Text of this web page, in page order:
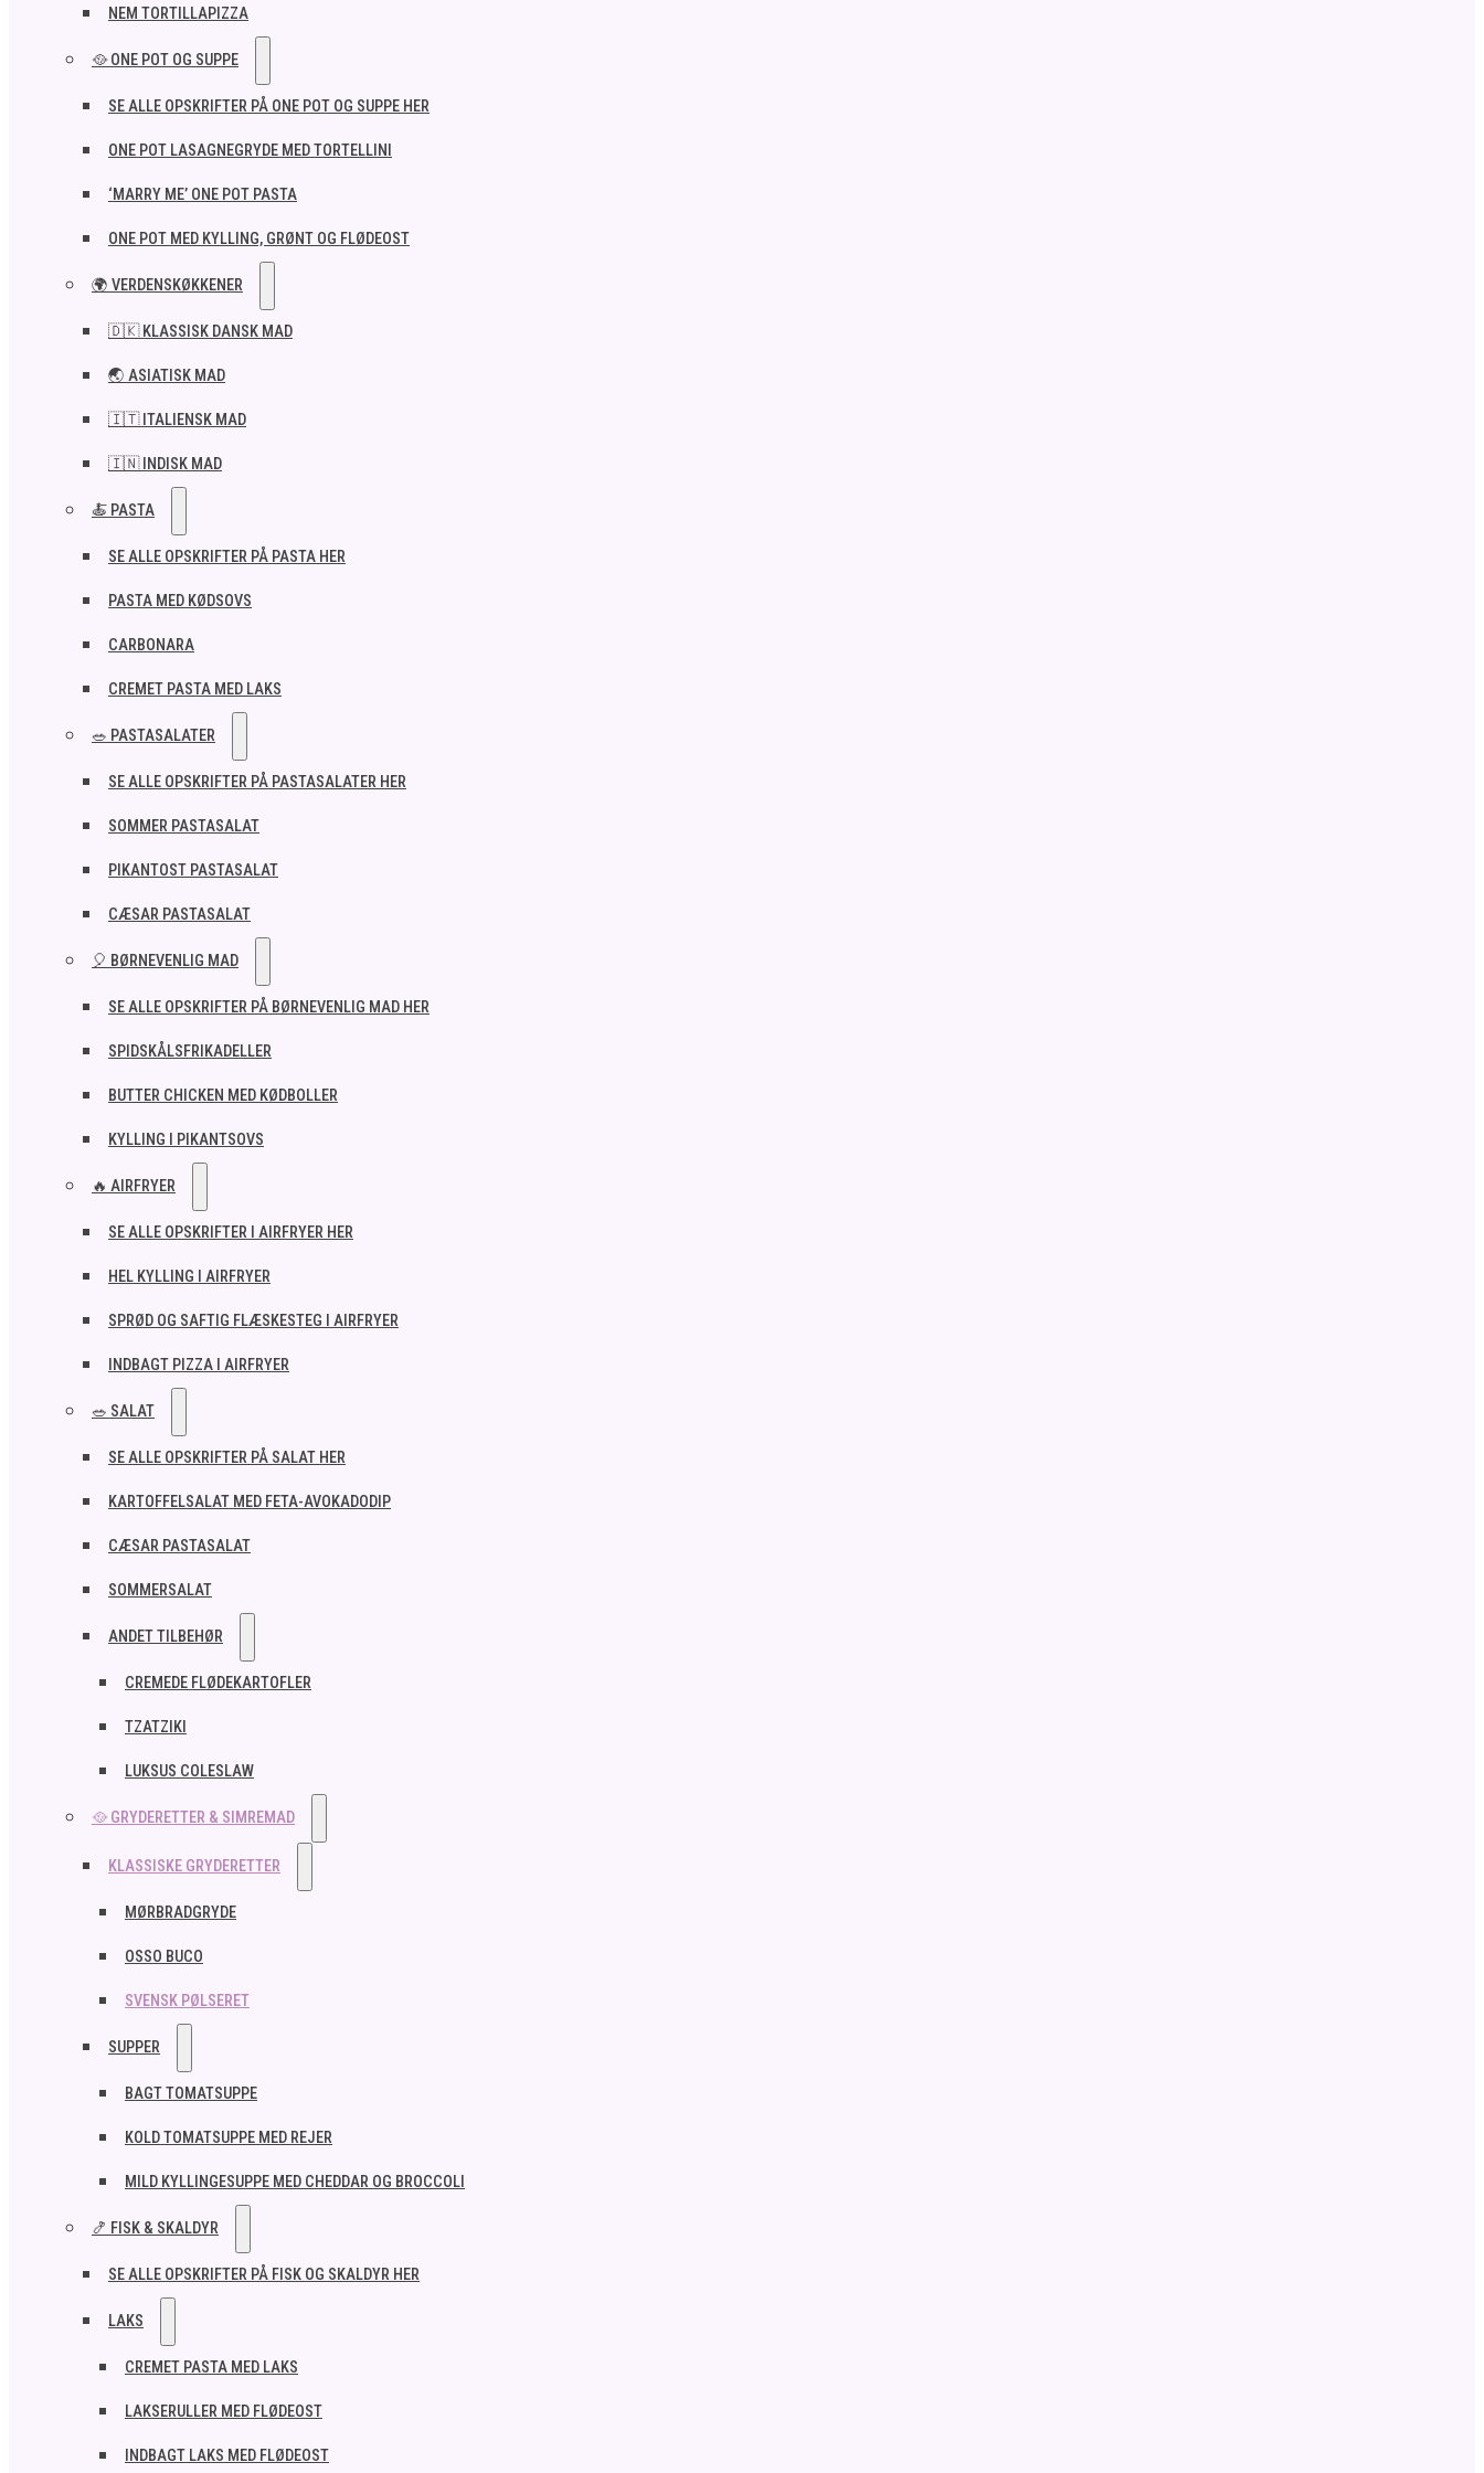
NEM TORTILLAPIZZA
🥘 ONE POT OG SUPPE
SE ALLE OPSKRIFTER PÅ ONE POT OG SUPPE HER
ONE POT LASAGNEGRYDE MED TORTELLINI
‘MARRY ME’ ONE POT PASTA
ONE POT MED KYLLING, GRØNT OG FLØDEOST
🌍 VERDENSKØKKENER
🇩🇰 KLASSISK DANSK MAD
🌏 ASIATISK MAD
🇮🇹 ITALIENSK MAD​
🇮🇳 INDISK MAD​
🍝 PASTA
SE ALLE OPSKRIFTER PÅ PASTA HER
PASTA MED KØDSOVS
CARBONARA
CREMET PASTA MED LAKS
🥗 PASTASALATER
SE ALLE OPSKRIFTER PÅ PASTASALATER HER
SOMMER PASTASALAT
PIKANTOST PASTASALAT
CÆSAR PASTASALAT
🎈 BØRNEVENLIG MAD
SE ALLE OPSKRIFTER PÅ BØRNEVENLIG MAD HER
SPIDSKÅLSFRIKADELLER
BUTTER CHICKEN MED KØDBOLLER
KYLLING I PIKANTSOVS
🔥 AIRFRYER
SE ALLE OPSKRIFTER I AIRFRYER HER
HEL KYLLING I AIRFRYER
SPRØD OG SAFTIG FLÆSKESTEG I AIRFRYER
INDBAGT PIZZA I AIRFRYER
🥗 SALAT
SE ALLE OPSKRIFTER PÅ SALAT HER
KARTOFFELSALAT MED FETA-AVOKADODIP
CÆSAR PASTASALAT
SOMMERSALAT
ANDET TILBEHØR
CREMEDE FLØDEKARTOFLER
TZATZIKI
LUKSUS COLESLAW
🥘 GRYDERETTER & SIMREMAD
KLASSISKE GRYDERETTER
MØRBRADGRYDE
OSSO BUCO
SVENSK PØLSERET
SUPPER
BAGT TOMATSUPPE
KOLD TOMATSUPPE MED REJER
MILD KYLLINGESUPPE MED CHEDDAR OG BROCCOLI
🍤 FISK & SKALDYR
SE ALLE OPSKRIFTER PÅ FISK OG SKALDYR HER
LAKS
CREMET PASTA MED LAKS
LAKSERULLER MED FLØDEOST
INDBAGT LAKS MED FLØDEOST